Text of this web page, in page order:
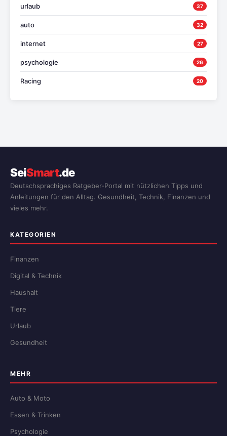
urlaub 37
auto 32
internet 27
psychologie 26
Racing 20
SeiSmart.de
Deutschsprachiges Ratgeber-Portal mit nützlichen Tipps und
Anleitungen für den Alltag. Gesundheit, Technik, Finanzen und
vieles mehr.
KATEGORIEN
Finanzen
Digital & Technik
Haushalt
Tiere
Urlaub
Gesundheit
MEHR
Auto & Moto
Essen & Trinken
Psychologie